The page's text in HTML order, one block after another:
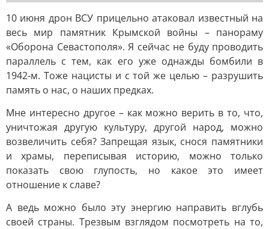
10 июня дрон ВСУ прицельно атаковал известный на
весь мир памятник Крымской войны – панораму
«Оборона Севастополя». Я сейчас не буду проводить
параллель с тем, как его уже однажды бомбили в
1942-м. Тоже нацисты и с той же целью – разрушить
память о нас, о наших предках.
Мне интересно другое – как можно верить в то, что,
уничтожая другую культуру, другой народ, можно
возвеличить себя? Запрещая язык, снося памятники
и храмы, переписывая историю, можно только
показать свою глупость, но какое это имеет
отношение к славе?
А ведь можно было эту энергию направить вглубь
своей страны. Трезвым взглядом посмотреть на то,